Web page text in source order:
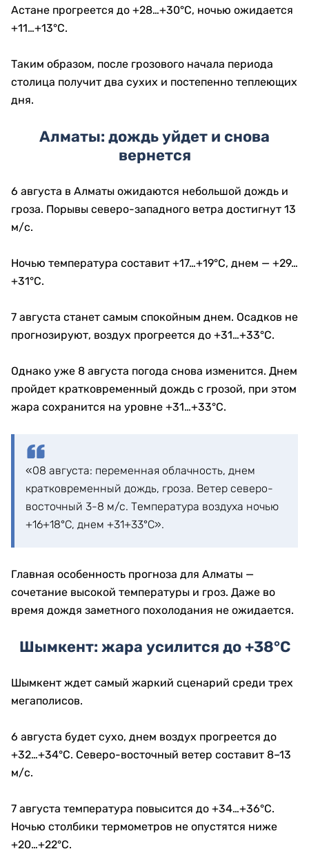
Астане прогреется до +28…+30°C, ночью ожидается
+11…+13°C.
Таким образом, после грозового начала периода
столица получит два сухих и постепенно теплеющих
дня.
Алматы: дождь уйдет и снова
вернется
6 августа в Алматы ожидаются небольшой дождь и
гроза. Порывы северо-западного ветра достигнут 13
м/с.
Ночью температура составит +17…+19°C, днем — +29…
+31°C.
7 августа станет самым спокойным днем. Осадков не
прогнозируют, воздух прогреется до +31…+33°C.
Однако уже 8 августа погода снова изменится. Днем
пройдет кратковременный дождь с грозой, при этом
жара сохранится на уровне +31…+33°C.
«08 августа: переменная облачность, днем
кратковременный дождь, гроза. Ветер северо-
восточный 3-8 м/с. Температура воздуха ночью
+16+18°С, днем +31+33°С».
Главная особенность прогноза для Алматы —
сочетание высокой температуры и гроз. Даже во
время дождя заметного похолодания не ожидается.
Шымкент: жара усилится до +38°C
Шымкент ждет самый жаркий сценарий среди трех
мегаполисов.
6 августа будет сухо, днем воздух прогреется до
+32…+34°C. Северо-восточный ветер составит 8–13
м/с.
7 августа температура повысится до +34…+36°C.
Ночью столбики термометров не опустятся ниже
+20…+22°C.